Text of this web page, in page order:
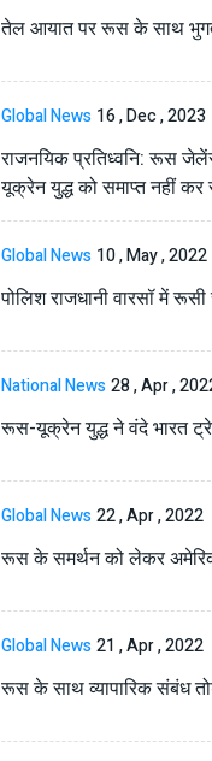
तेल आयात पर रूस के साथ
Global News 16 , Dec , 2023
राजनयिक प्रतिध्वनि: रूस
यूक्रेन युद्ध को समाप्त नहीं
Global News 10 , May , 2022
पोलिश राजधानी वारसॉ में
National News28 , Apr ,
रूस-यूक्रेन युद्ध ने वंदे भारत
Global News22 , Apr , 2022
रूस के समर्थन को लेकर
Global News21 , Apr , 2022
रूस के साथ व्यापारिक संबंध
Docker Sandboxes
Secure Solution |
Automobile 29 , Dec ,
इवेको ग्रुप इतालवी सेना
सामरिक-लॉजिस्टिक ट्रक
करेगा।
टोयोटा टैसर ने 20,000
आंकड़ा पार किया, कॉम्पैक्ट
National News 29 , Dec
National News 28 , Dec
बढ़ी।